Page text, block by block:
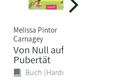
Melissa Pintor
Carnagey
Von Null auf
Pubertät
Buch (Hardcover)